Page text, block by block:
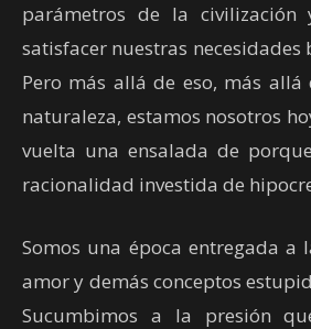
parámetros de la civilización
satisfacer nuestras necesidades
Pero más allá de eso, más
naturaleza, estamos nosotros
vuelta una ensalada de
racionalidad investida de
Somos una época entregada a
amor y demás conceptos
Sucumbimos a la presión